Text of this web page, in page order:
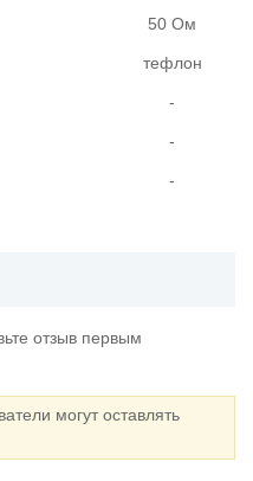
50 Ом
тефлон
-
-
-
отзыв первым
могут оставлять